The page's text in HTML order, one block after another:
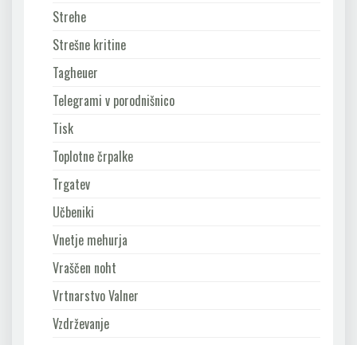
Strehe
Strešne kritine
Tagheuer
Telegrami v porodnišnico
Tisk
Toplotne črpalke
Trgatev
Učbeniki
Vnetje mehurja
Vraščen noht
Vrtnarstvo Valner
Vzdrževanje